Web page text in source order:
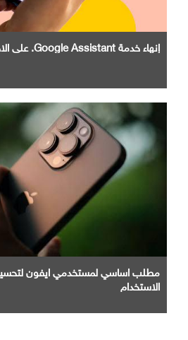
إنهاء خدمة Google Assistant. علي الاجهزه المؤهله
مطلب اساسي لمستخدمي ايفون
الاستخدام